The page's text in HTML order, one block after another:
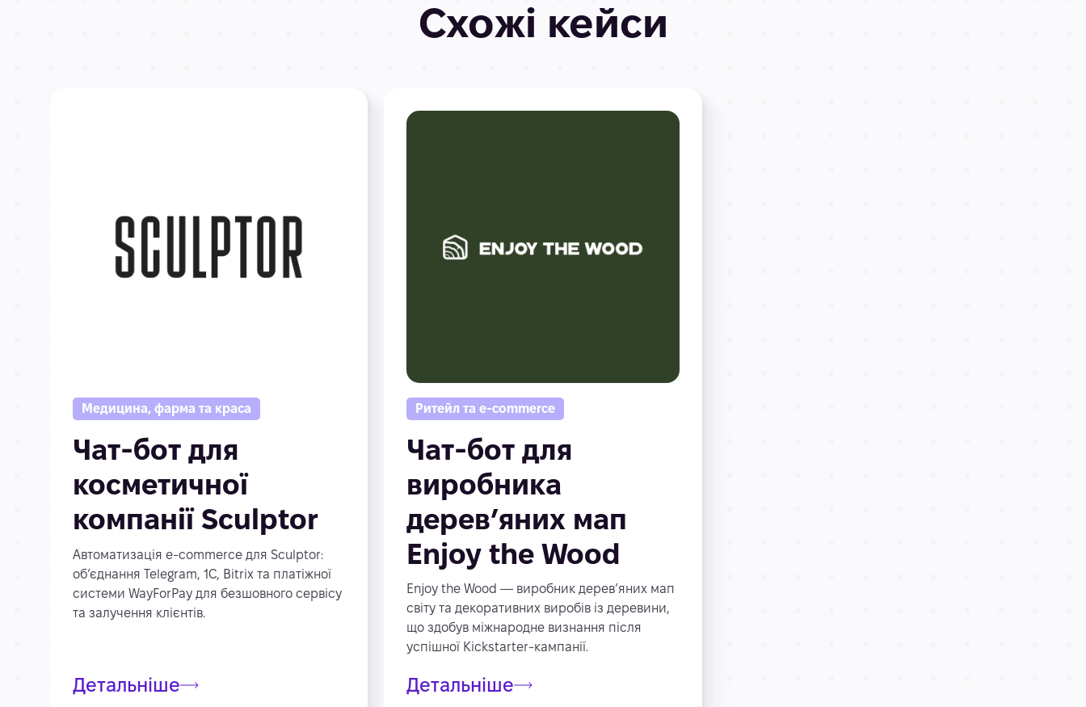
Схожі кейси
Медицина, фарма та краса
Чат-бот для
косметичної
компанії Sculptor
Автоматизація e-commerce для Sculptor:
об’єднання Telegram, 1С, Bitrix та платіжної
системи WayForPay для безшовного сервісу
та залучення клієнтів.
Детальніше
Ритейл та e-commerce
Чат-бот для
виробника
дерев’яних мап
Enjoy the Wood
Enjoy the Wood — виробник дерев’яних мап
світу та декоративних виробів із деревини,
що здобув міжнародне визнання після
успішної Kickstarter-кампанії.
Детальніше